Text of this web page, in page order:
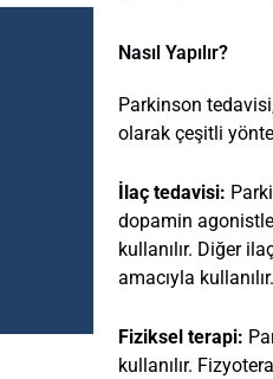
Nasıl Yapılır?
Parkinson
olarak çeşitli
İlaç tedavisi:
dopamin
kullanılır. Diğer
amacıyla
Fiziksel terapi:
kullanılır.